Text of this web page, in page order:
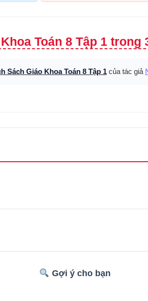
Toán 8 Tập 1 trong
Sách Giáo Khoa Toán 8 Tập 1 của tác giả
Gợi ý cho bạn